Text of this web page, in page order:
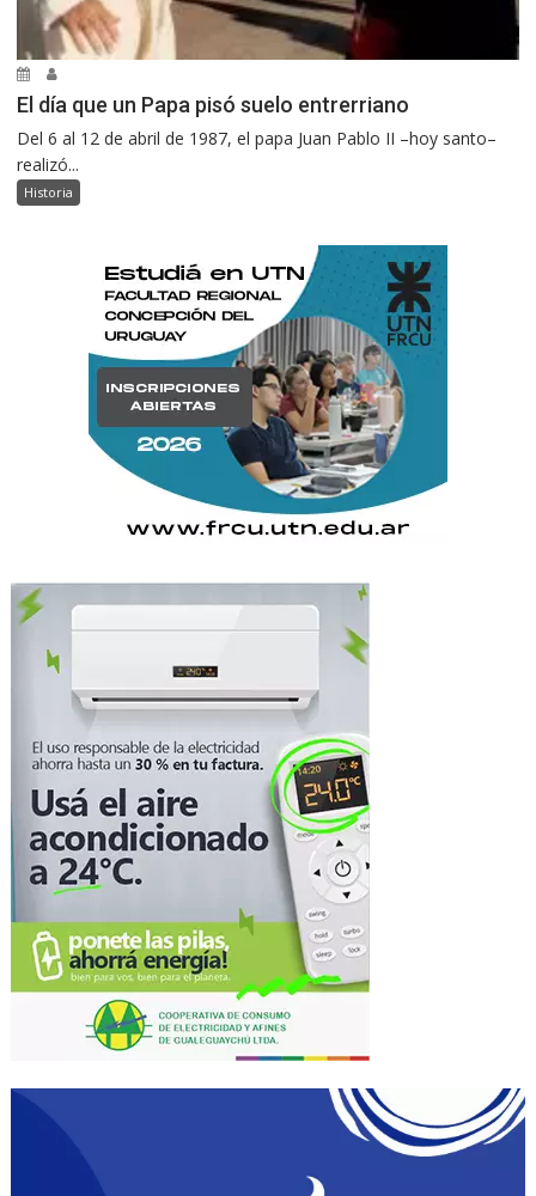
El día que un Papa pisó suelo entrerriano
Del 6 al 12 de abril de 1987, el papa Juan Pablo II –hoy santo–
realizó...
Historia